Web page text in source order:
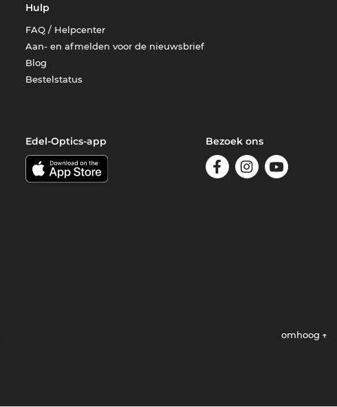
Hulp
FAQ / Helpcenter
Aan- en afmelden voor de nieuwsbrief
Blog
Bestelstatus
Edel-Optics-app Bezoek ons
omhoog